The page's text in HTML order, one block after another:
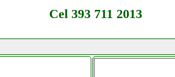
Cel 393 711 2013